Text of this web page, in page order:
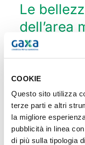
COOKIE
Questo sito utilizza
terze parti e altri
la migliore
pubblicità in linea
di più sulla tipologia
Le
dell’area
L’Isola fa parte
presenta alla
massiccio
forma
largo 1 km. In
quota